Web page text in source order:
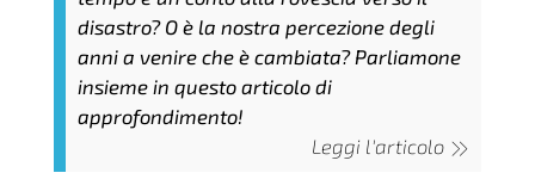
disastro? O è la nostra percezione degli
anni a venire che è cambiata? Parliamone
insieme in questo articolo di
approfondimento!
Leggi l'articolo